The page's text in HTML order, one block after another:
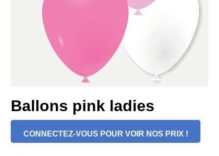
Ballons pink ladies
CONNECTEZ-VOUS POUR VOIR NOS PRIX !